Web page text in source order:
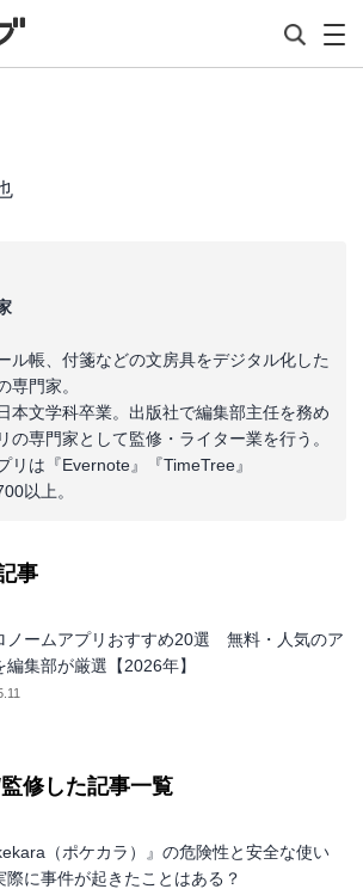
ル帳、付箋などの文房具をデジタル化した
専門家。
本文学科卒業。出版社で編集部主任を務め
の専門家として監修・ライター業を行う。
リは『Evernote』『TimeTree』
以上。
事
ノームアプリおすすめ20選 無料・人気のア
編集部が厳選【2026年】
修した記事一覧
（ポケカラ）』の危険性と安全な使い
に事件が起きたことはある？